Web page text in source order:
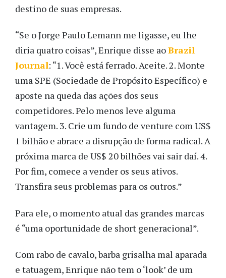
destino de suas empresas.
“Se o Jorge Paulo Lemann me ligasse, eu lhe
diria quatro coisas”, Enrique disse aoBrazil
Journal: “1. Você está ferrado. Aceite. 2. Monte
uma SPE (Sociedade de Propósito Específico) e
aposte na queda das ações dos seus
competidores. Pelo menos leve alguma
vantagem. 3. Crie um fundo de venture com US$
1 bilhão e abrace a disrupção de forma radical. A
próxima marca de US$ 20 bilhões vai sair daí. 4.
Por fim, comece a vender os seus ativos.
Transfira seus problemas para os outros.”
Para ele, o momento atual das grandes marcas
é “uma oportunidade de short generacional”.
Com rabo de cavalo, barba grisalha mal aparada
e tatuagem, Enrique não tem o ‘look’ de um